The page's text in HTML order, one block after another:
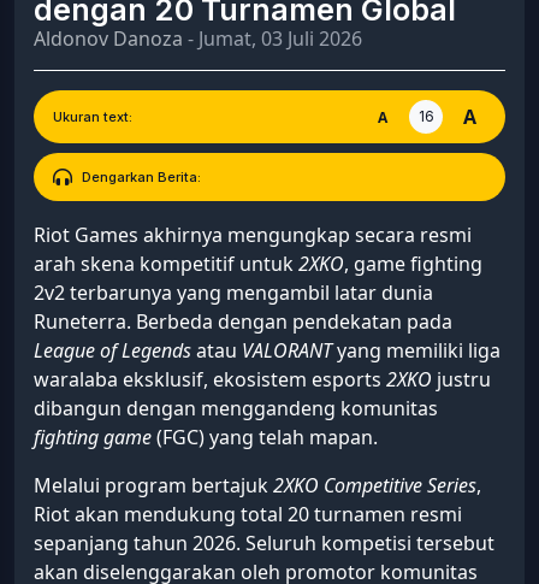
dengan 20 Turnamen Global
Aldonov Danoza - Jumat, 03 Juli 2026
Ukuran text: A 16 A
Dengarkan Berita:
Riot Games akhirnya mengungkap secara resmi
arah skena kompetitif untuk2XKO, game fighting
2v2 terbarunya yang mengambil latar dunia
Runeterra. Berbeda dengan pendekatan pada
League of Legendsatau VALORANTyang memiliki liga
waralaba eksklusif, ekosistem esports 2XKO justru
dibangun dengan menggandeng komunitas
fighting game(FGC) yang telah mapan.
Melalui program bertajuk2XKO Competitive Series,
Riot akan mendukung total 20 turnamen resmi
sepanjang tahun 2026. Seluruh kompetisi tersebut
akan diselenggarakan oleh promotor komunitas